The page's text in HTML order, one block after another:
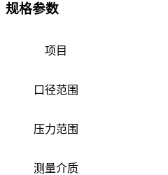
规格参数
项目
口径范围
压力范围
测量介质